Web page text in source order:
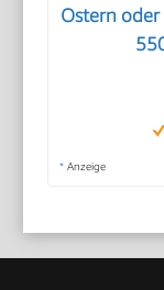
Ostern oder
* Anzeige